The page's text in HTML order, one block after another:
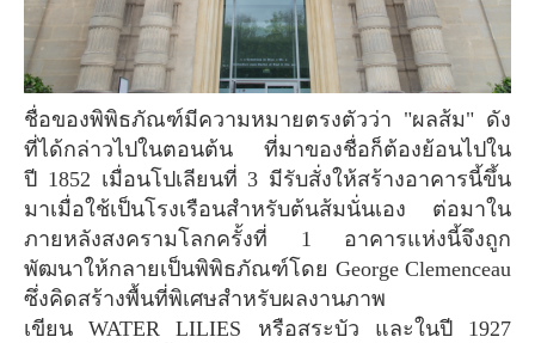
ชื่อของพิพิธภัณฑ์มีความหมายตรงตัวว่า "ผลส้ม" ดัง
ที่ได้กล่าวไปในตอนต้น ที่มาของชื่อก็ต้องย้อนไปใน
ปี 1852 เมื่อนโปเลียนที่ 3 มีรับสั่งให้สร้างอาคารนี้ขึ้น
มาเมื่อใช้เป็นโรงเรือนสำหรับต้นส้มนั่นเอง ต่อมาใน
ภายหลังสงครามโลกครั้งที่ 1 อาคารแห่งนี้จึงถูก
พัฒนาให้กลายเป็นพิพิธภัณฑ์โดย George Clemenceau
ซึ่งคิดสร้างพื้นที่พิเศษสำหรับผลงานภาพ
เขียน WATER LILIES หรือสระบัว และในปี 1927